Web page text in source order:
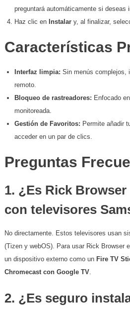
preguntará automáticamente si deseas
​Haz clic en Instalary, al finalizar,
​Características
Interfaz limpia: Sin menús complejos,
remoto.
Bloqueo de rastreadores: Enfocado
monitoreada.
Gestión de Favoritos: Permite añadir
acceder en un par de clics.
​Preguntas
​1. ¿Es Rick
con televisores
​No directamente. Estos televisores usan
(Tizen y webOS). Para usar Rick Browser
un dispositivo externo como un Fire TV
Chromecast con Google TV.
​2. ¿Es seguro